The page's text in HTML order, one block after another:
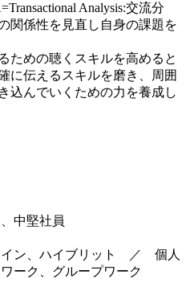
Analysis:交流分
関係性を見直し自身の課題を
ための聴くスキルを高めると
に伝えるスキルを磨き、周囲
込んでいくための力を養成し
中堅社員
イン、ハイブリット ／ 個人
ーク、グループワーク